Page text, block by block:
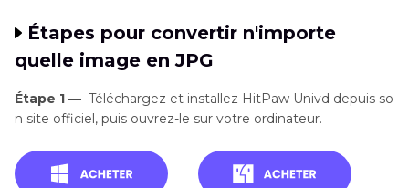
Étapes pour convertir n'importe
quelle image en JPG
Étape 1 — Téléchargez et installez HitPaw Univd depuis so
n site officiel, puis ouvrez-le sur votre ordinateur.